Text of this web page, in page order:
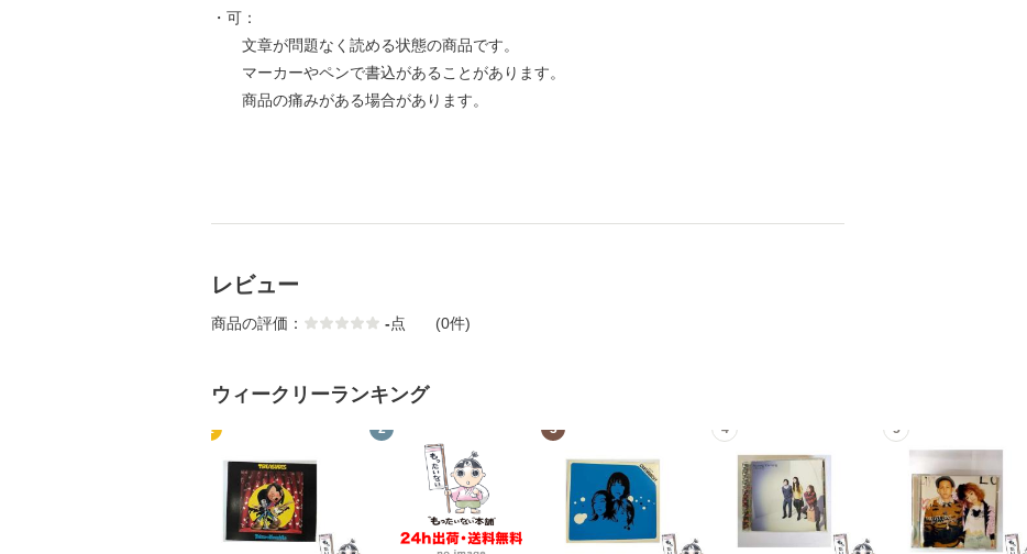
・可：
文章が問題なく読める状態の商品です。
マーカーやペンで書込があることがあります。
商品の痛みがある場合があります。
レビュー
商品の評価： -点 (0件)
ウィークリーランキング
1 2 3 4 5